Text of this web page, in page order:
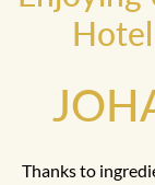
Thanks to